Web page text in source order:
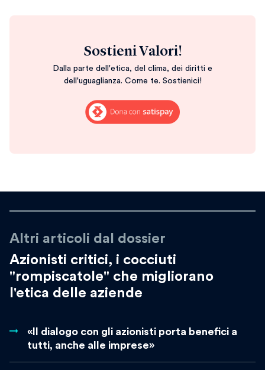
Sostieni Valori!
Dalla parte dell'etica, del clima, dei diritti e
dell'uguaglianza. Come te. Sostienici!
Altri articoli dal dossier
Azionisti critici, i cocciuti
"rompiscatole" che migliorano
l'etica delle aziende
«Il dialogo con gli azionisti porta benefici a
tutti, anche alle imprese»